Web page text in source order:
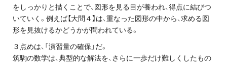
プロ教師が届ける
公式LINE＠
をしっかりと描くことで、図形を見る目が養われ、得点に結びつ
いていく。例えば【大問４】は、重なった図形の中から、求める図
形を見抜けるかどうかが問われている。
３点めは、「演習量の確保」だ。
筑駒の数学は、典型的な解法を、さらに一歩だけ難しくしたもの